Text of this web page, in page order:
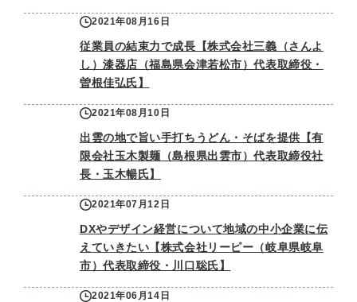
2021年08月16日
従業員の結束力で成長【株式会社三義（さんよ
し）漆器店（福島県会津若松市）代表取締役・
曽根佳弘氏】
2021年08月10日
出雲の地で旨い手打ちうどん・そばを提供【有
限会社玉木製麺（島根県出雲市）代表取締役社
長・玉木暢氏】
2021年07月12日
DXやデザイン経営について地域の中小企業に伝
えていきたい【株式会社リーピー（岐阜県岐阜
市）代表取締役・川口聡氏】
2021年06月14日